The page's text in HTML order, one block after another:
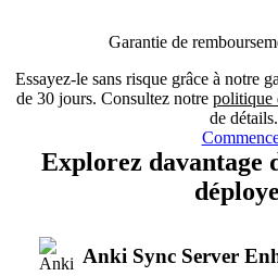
Garantie de
Essayez-le sans risque grâce à notre
de 30 jours. Consultez notre politique
de détails.
Explorez davantage
Anki Sync Server